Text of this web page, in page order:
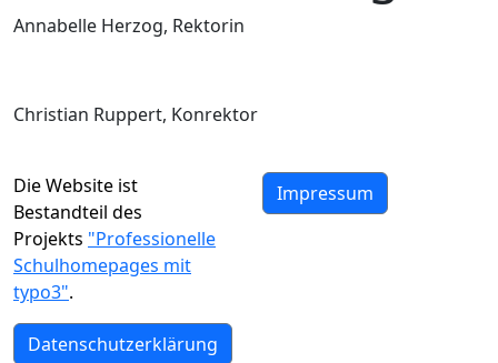
Annabelle Herzog, Rektorin
Christian Ruppert, Konrektor
Die Website ist
Bestandteil des
Projekts "Professionelle
Schulhomepages mit
typo3".
Impressum
Datenschutzerklärung